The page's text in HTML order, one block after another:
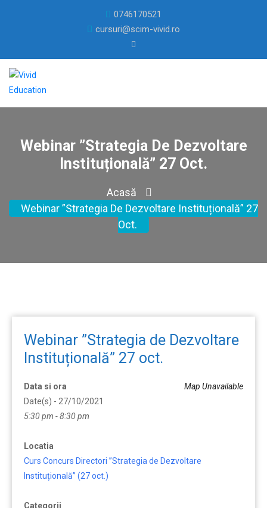
0746170521
cursuri@scim-vivid.ro
Webinar ”Strategia De Dezvoltare
Instituțională” 27 Oct.
Acasă
Webinar ”Strategia De Dezvoltare Instituțională” 27
Oct.
Webinar ”Strategia de Dezvoltare
Instituțională” 27 oct.
Map Unavailable
Data si ora
Date(s) - 27/10/2021
5:30 pm - 8:30 pm
Locatia
Curs Concurs Directori ”Strategia de Dezvoltare
Instituțională” (27 oct.)
Categorii